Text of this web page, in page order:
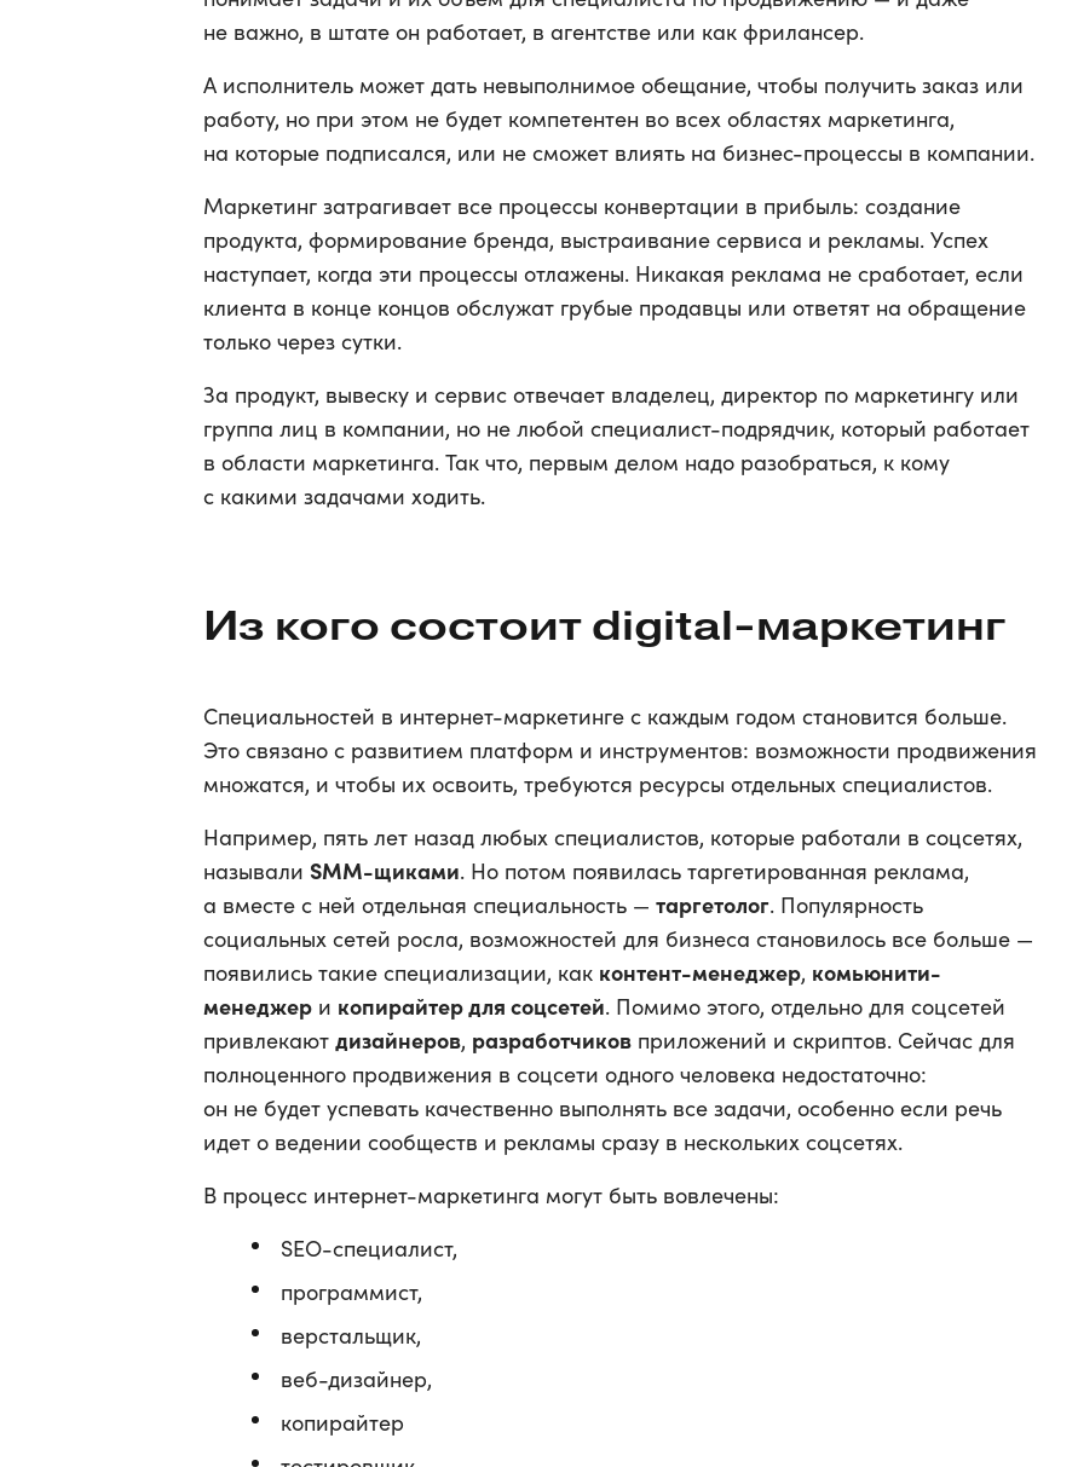
не важно, в штате он работает, в агентстве или как фрилансер.
А исполнитель может дать невыполнимое обещание, чтобы получить заказ или
работу, но при этом не будет компетентен во всех областях маркетинга,
на которые подписался, или не сможет влиять на бизнес-процессы в компании.
Маркетинг затрагивает все процессы конвертации в прибыль: создание
продукта, формирование бренда, выстраивание сервиса и рекламы. Успех
наступает, когда эти процессы отлажены. Никакая реклама не сработает, если
клиента в конце концов обслужат грубые продавцы или ответят на обращение
только через сутки.
За продукт, вывеску и сервис отвечает владелец, директор по маркетингу или
группа лиц в компании, но не любой специалист-подрядчик, который работает
в области маркетинга. Так что, первым делом надо разобраться, к кому
с какими задачами ходить.
Из кого состоит digital-маркетинг
Специальностей в интернет-маркетинге с каждым годом становится больше.
Это связано с развитием платформ и инструментов: возможности продвижения
множатся, и чтобы их освоить, требуются ресурсы отдельных специалистов.
Например, пять лет назад любых специалистов, которые работали в соцсетях,
называли SMM-щиками. Но потом появилась таргетированная реклама,
а вместе с ней отдельная специальность — таргетолог. Популярность
социальных сетей росла, возможностей для бизнеса становилось все больше —
появились такие специализации, как контент-менеджер, комьюнити-
менеджер и копирайтер для соцсетей. Помимо этого, отдельно для соцсетей
привлекают дизайнеров, разработчиков приложений и скриптов. Сейчас для
полноценного продвижения в соцсети одного человека недостаточно:
он не будет успевать качественно выполнять все задачи, особенно если речь
идет о ведении сообществ и рекламы сразу в нескольких соцсетях.
В процесс интернет-маркетинга могут быть вовлечены:
SEO-специалист,
программист,
верстальщик,
веб-дизайнер,
копирайтер